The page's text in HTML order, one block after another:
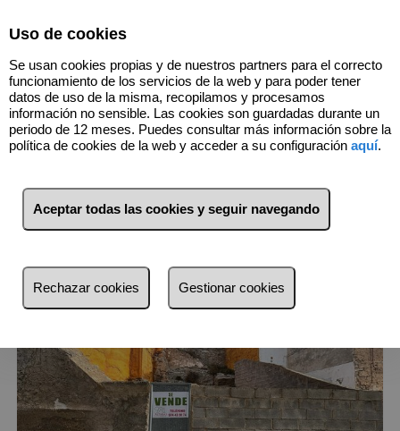
6 Inmuebles
más reciente
Menos reciente
Caros
Pequeños
Grandes
Uso de cookies
Se usan cookies propias y de nuestros partners para el correcto
funcionamiento de los servicios de la web y para poder tener
datos de uso de la misma, recopilamos y procesamos
información no sensible. Las cookies son guardadas durante un
periodo de 12 meses. Puedes consultar más información sobre la
política de cookies de la web y acceder a su configuración aquí.
Aceptar todas las cookies y seguir navegando
Rechazar cookies Gestionar cookies